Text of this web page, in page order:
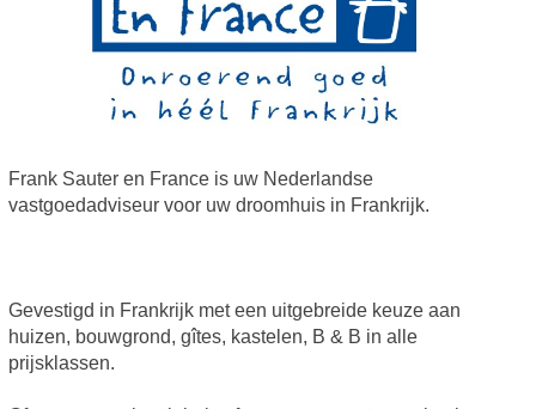
Frank Sauter en France is uw Nederlandse
vastgoedadviseur voor uw droomhuis in Frankrijk.
Gevestigd in Frankrijk met een uitgebreide keuze aan
huizen, bouwgrond, gîtes, kastelen, B & B in alle
prijsklassen.